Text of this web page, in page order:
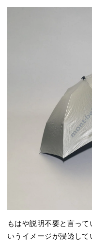
もはや説明不要と言って
いうイメージが浸透し